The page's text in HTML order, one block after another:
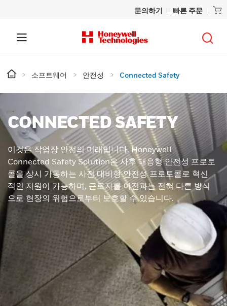
문의하기 빠른 주문
소프트웨어 안전성 Connected Safety
CONNECTED SAFETY
이것은 작업장 안전의 미래입니다. Honeywell
Connected Safety Solution은 사후 대응형 안전성 프로토
콜을 상시 가동하는 사전 대비형 안전성 프로토콜로 혁신
적인 지원이 가능하며, 근로자를 이전과는 전혀 다른 방식
으로 현장의 위험으로부터 보호할 수 있습니다.